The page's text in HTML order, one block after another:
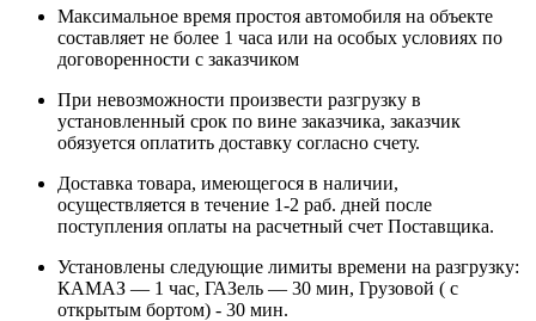
Максимальное время простоя автомобиля на объекте
составляет не более 1 часа или на особых условиях по
договоренности с заказчиком
При невозможности произвести разгрузку в
установленный срок по вине заказчика, заказчик
обязуется оплатить доставку согласно счету.
Доставка товара, имеющегося в наличии,
осуществляется в течение 1-2 раб. дней после
поступления оплаты на расчетный счет Поставщика.
Установлены следующие лимиты времени на разгрузку:
КАМАЗ — 1 час, ГАЗель — 30 мин, Грузовой ( с
открытым бортом) - 30 мин.